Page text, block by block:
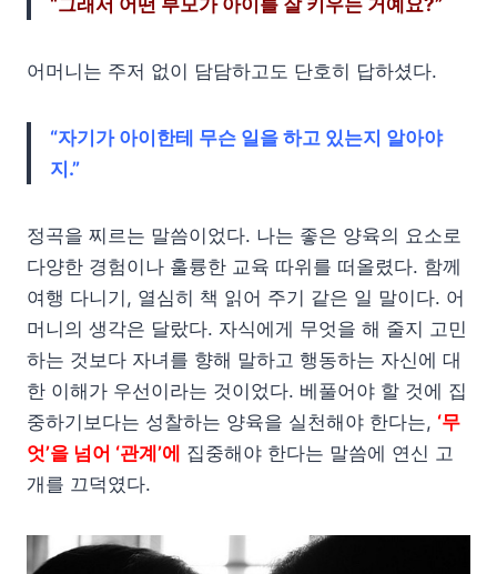
어머니는 주저 없이 담담하고도 단호히 답하셨다.
“자기가 아이한테 무슨 일을 하고 있는지 알아야
지.”
정곡을 찌르는 말씀이었다. 나는 좋은 양육의 요소로
다양한 경험이나 훌륭한 교육 따위를 떠올렸다. 함께
여행 다니기, 열심히 책 읽어 주기 같은 일 말이다. 어
머니의 생각은 달랐다. 자식에게 무엇을 해 줄지 고민
하는 것보다 자녀를 향해 말하고 행동하는 자신에 대
한 이해가 우선이라는 것이었다. 베풀어야 할 것에 집
중하기보다는 성찰하는 양육을 실천해야 한다는, ‘무
엇’을 넘어 ‘관계’에 집중해야 한다는 말씀에 연신 고
개를 끄덕였다.